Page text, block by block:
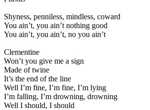
Shyness, penniless, mindless, coward
You ain’t, you ain’t nothing good
You ain’t, you ain’t, no you ain’t
Clementine
Won’t you give me a sign
Made of twine
It’s the end of the line
Well I’m fine, I’m fine, I’m lying
I’m falling, I’m drowning, drowning
Well I should, I should